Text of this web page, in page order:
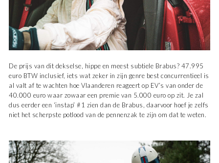
De prijs van dit dekselse, hippe en meest subtiele Brabus? 47.995
euro BTW inclusief, iets wat zeker in zijn genre best concurrentieel is
al valt af te wachten hoe Vlaanderen reageert op EV’s van onder de
40.000 euro waar zowaar een premie van 5.000 euro op zit. Je zal
dus eerder een ‘instap’ #1 zien dan de Brabus, daarvoor hoef je zelfs
niet het scherpste potlood van de pennenzak te zijn om dat te weten.